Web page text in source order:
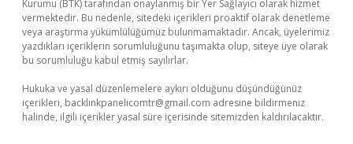
Kurumu (BTK) tarafından onaylanmış bir Yer Sağlayıcı olarak hizmet
vermektedir. Bu nedenle, sitedeki içerikleri proaktif olarak denetleme
veya araştırma yükümlülüğümüz bulunmamaktadır. Ancak, üyelerimiz
yazdıkları içeriklerin sorumluluğunu taşımakta olup, siteye üye olarak
bu sorumluluğu kabul etmiş sayılırlar.
Hukuka ve yasal düzenlemelere aykırı olduğunu düşündüğünüz
içerikleri, backlinkpanelicomtr@gmail.com adresine bildirmeniz
halinde, ilgili içerikler yasal süre içerisinde sitemizden kaldırılacaktır.